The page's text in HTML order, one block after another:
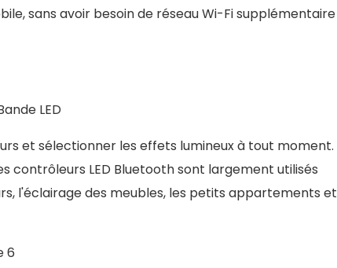
sans avoir besoin de réseau Wi-Fi supplémentaire
LED
et sélectionner les effets lumineux à tout moment.
contrôleurs LED Bluetooth sont largement utilisés
l'éclairage des meubles, les petits appartements et